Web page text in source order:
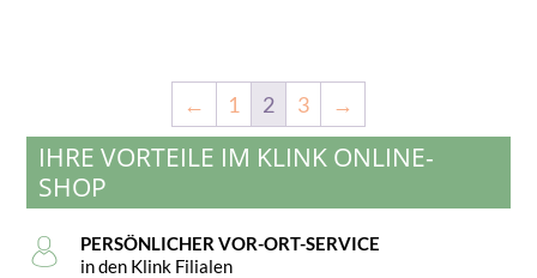
← 1 2 3 →
IHRE VORTEILE IM KLINK ONLINE-
SHOP
PERSÖNLICHER VOR-ORT-SERVICE
in den Klink Filialen